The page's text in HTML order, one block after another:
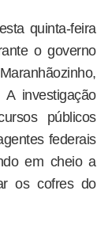
quinta-feira
o governo
investigação
públicos
federais
em cheio a
os cofres do